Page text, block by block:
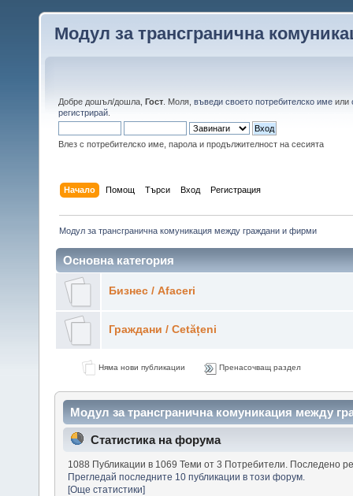
Модул за трансгранична
Добре дошъл/дошла, Гост . Моля, въведи своето потребителско име или
регистрирай
Влез с потребителско име, парола и продължителност на сесията
Начало Помощ Търси Вход Регистрация
Модул за трансгранична комуникация между граждани и фирми
Основна категория
Бизнес / Аfaceri
Граждани / Cetățeni
Няма нови публикации Пренасочващ раздел
Модул за трансгранична комуникация между
Статистика на форума
1088 Публикации в 1069 Теми от 3 Потребители. Последено
Прегледай последните 10 публикации в този форум.
[Още статистики]